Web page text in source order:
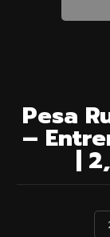
Pesa
–
|